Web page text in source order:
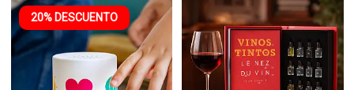
20% DESCUENTO